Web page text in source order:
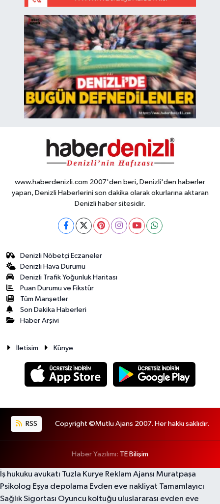
www.haberdenizli.com 2007'den beri, Denizli'den haberler
yapan, Denizli Haberlerini son dakika olarak okurlarına aktaran
Denizli haber sitesidir.
Denizli Nöbetçi Eczaneler
Denizli Hava Durumu
Denizli Trafik Yoğunluk Haritası
Puan Durumu ve Fikstür
Tüm Manşetler
Son Dakika Haberleri
Haber Arşivi
İletisim Künye
RSS Copyright ©Mutlu Ajans 2007. Her hakkı saklıdır.
Haber Yazılımı: TE Bilişim
İş hukuku avukatı Tuzla Kurye Reklam Ajansı Muratpaşa
Psikolog Eşya depolama Evden eve nakliyat Tamamlayıcı
Sağlık Sigortası Oyuncu koltuğu uluslararası evden eve